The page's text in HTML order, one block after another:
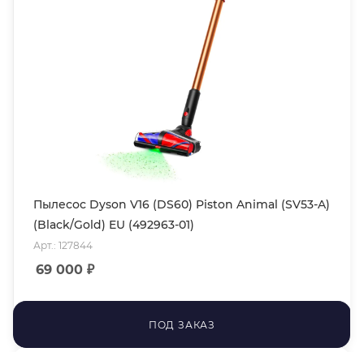
Пылесос Dyson V16 (DS60) Piston Animal (SV53-A)
(Black/Gold) EU (492963-01)
Арт.: 127844
69 000 ₽
ПОД ЗАКАЗ